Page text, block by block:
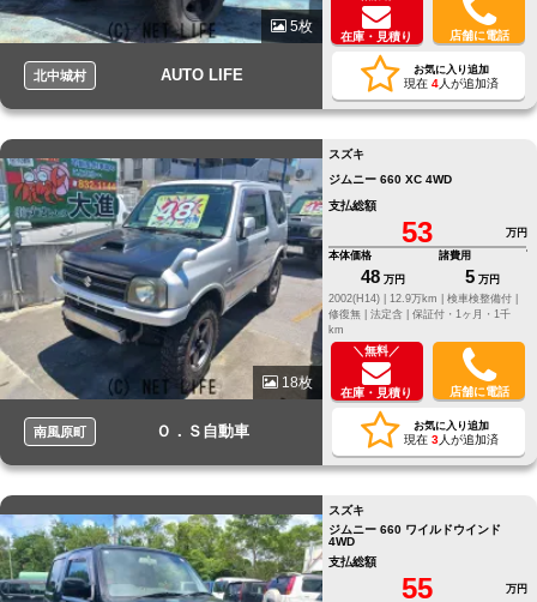
5枚
北中城村 AUTO LIFE
在庫・見積り 店舗に電話
お気に入り追加
現在 4人が追加済
18枚
南風原町 Ｏ．Ｓ自動車
スズキ
ジムニー 660 XC 4WD
支払総額
53
万円
本体価格
48 万円
諸費用
5 万円
2002(H14) |
12.9万km |
検車検整備付 |
修復無 | 法定含 | 保証付・1ヶ月・1千
km
＼無料／
在庫・見積り 店舗に電話
お気に入り追加
現在 3人が追加済
スズキ
ジムニー 660 ワイルドウインド
4WD
支払総額
55 万円